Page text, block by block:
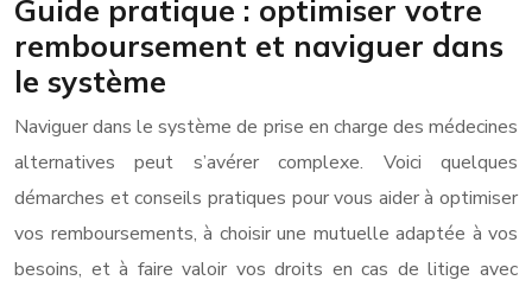
Guide pratique : optimiser votre
remboursement et naviguer dans
le système
Naviguer dans le système de prise en charge des médecines
alternatives peut s’avérer complexe. Voici quelques
démarches et conseils pratiques pour vous aider à optimiser
vos remboursements, à choisir une mutuelle adaptée à vos
besoins, et à faire valoir vos droits en cas de litige avec